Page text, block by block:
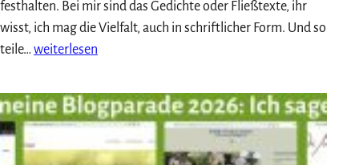
festhalten. Bei mir sind das Gedichte oder Fließtexte, ihr
wisst, ich mag die Vielfalt, auch in schriftlicher Form. Und so
teile… Meine
Gedanken
im
2026
weiterlesen